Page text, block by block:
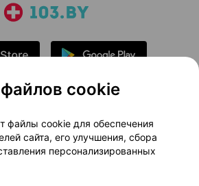
Новости проекта
Медицинский маркетинг
договор
Доставка
cookie
файлы cookie для обеспечения
сайта, его улучшения, сбора
персонализированных